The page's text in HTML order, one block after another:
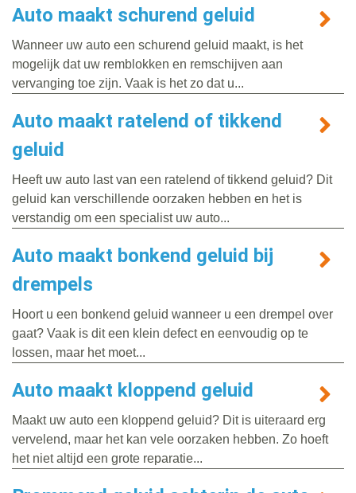
Auto maakt schurend geluid
Wanneer uw auto een schurend geluid maakt, is het
mogelijk dat uw remblokken en remschijven aan
vervanging toe zijn. Vaak is het zo dat u...
Auto maakt ratelend of tikkend
geluid
Heeft uw auto last van een ratelend of tikkend geluid? Dit
geluid kan verschillende oorzaken hebben en het is
verstandig om een specialist uw auto...
Auto maakt bonkend geluid bij
drempels
Hoort u een bonkend geluid wanneer u een drempel over
gaat? Vaak is dit een klein defect en eenvoudig op te
lossen, maar het moet...
Auto maakt kloppend geluid
Maakt uw auto een kloppend geluid? Dit is uiteraard erg
vervelend, maar het kan vele oorzaken hebben. Zo hoeft
het niet altijd een grote reparatie...